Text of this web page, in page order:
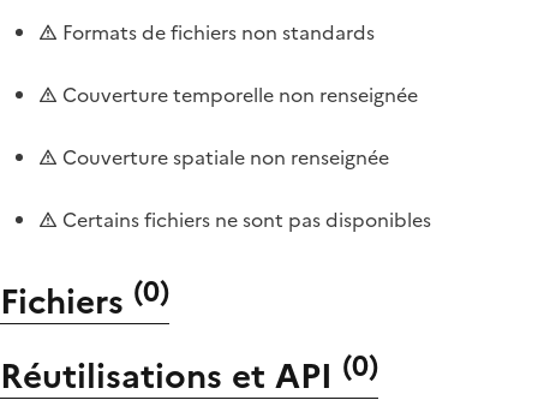
Formats de fichiers non standards
Couverture temporelle non renseignée
Couverture spatiale non renseignée
Certains fichiers ne sont pas disponibles
Fichiers (0)
Réutilisations et API (0)